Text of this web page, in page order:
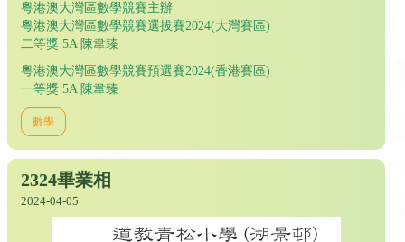
粵港澳大灣區數學競賽主辦
粵港澳大灣區數學競賽選拔賽2024(大灣賽區)
二等獎 5A 陳韋臻
粵港澳大灣區數學競賽預選賽2024(香港賽區)
一等獎 5A 陳韋臻
數學
2324畢業相
2024-04-05